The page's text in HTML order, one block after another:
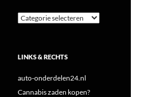
Categorieën
LINKS & RECHTS
auto-onderdelen24.nl
Cannabis zaden kopen?